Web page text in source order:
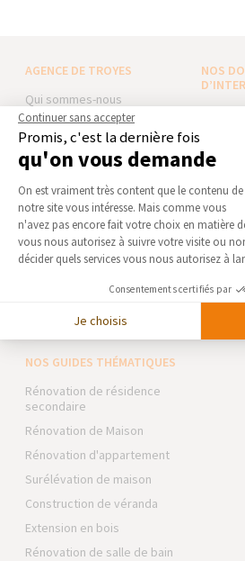
AGENCE DE TROYES
Qui sommes-nous
Actualités
Notre charte qualité
Partenaires
Trouver une agence
Devenir franchisé
Foire aux Questions
Conditions générales
NOS
NOS
La
Expert
NOS GUIDES THÉMATIQUES
Rénovation de résidence
secondaire
Rénovation de Maison
Rénovation d'appartement
Surélévation de maison
Construction de véranda
Extension en bois
Rénovation de salle de bain
Continuer sans accepter
Promis, c'est la dernière fois
qu'on vous demande
Plateforme de Gestion
On est vraiment très content que le contenu de
notre site vous intéresse. Mais comme vous
n'avez pas encore fait votre choix en matière
vous nous autorisez à suivre votre visite ou
décider quels services vous nous autorisez à
Consentements certifiés par
Je choisis
Axeptio